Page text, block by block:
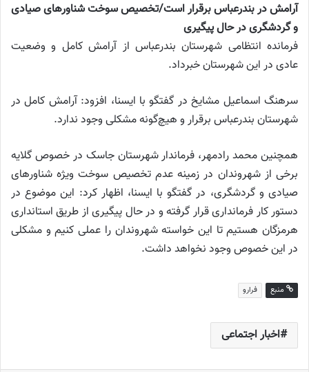
آرامش در بندرعباس برقرار است/تخصیص سوخت شناور‌های صیادی
و گردشگری در حال پیگیری
فرمانده انتظامی شهرستان بندرعباس از آرامش کامل و وضعیت
عادی در این شهرستان خبرداد.
سرهنگ اسماعیل مشایخ در گفتگو با ایسنا، افزود: آرامش کامل در
شهرستان بندرعباس برقرار و هیچ‌گونه مشکلی وجود ندارد.
همچنین محمد رادمهر، فرماندار شهرستان جاسک در خصوص گلایه
برخی از شهروندان در زمینه عدم تخصیص سوخت ویژه شناور‌های
صیادی و گردشگری، در گفتگو با ایسنا، اظهار کرد: این موضوع در
دستور کار فرمانداری قرار گرفته و در حال پیگیری از طریق استانداری
هرمزگان هستیم تا این خواسته شهروندان را عملی کنیم و مشکلی
در این خصوص وجود نخواهد داشت.
منبع فرارو
اخبار اجتماعی